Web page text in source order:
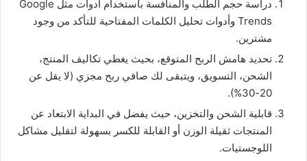
دراسة حجم الطلب والمنافسة باستخدام أدوات مثل Google
Trends وأدوات تحليل الكلمات المفتاحية للتأكد من وجود
مشترين.
تحديد هامش الربح المتوقع، بحيث يغطي تكاليف المنتج،
الشحن، التسويق، ويتبقى لك صافي ربح مجزي (لا يقل عن
20-30%).
قابلية الشحن والتخزين، حيث يفضل في البداية الابتعاد عن
المنتجات ثقيلة الوزن أو القابلة للكسر بسهولة لتقليل مشاكل
اللوجستيات.